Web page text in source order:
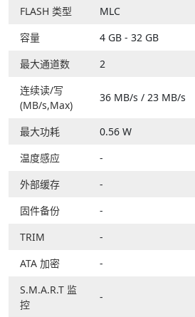
FLASH 类型
MLC
容量
4 GB - 32 GB
最大通道数
2
连续读/写
(MB/s,Max)
36 MB/s / 23 MB/s
最大功耗
0.56 W
温度感应
-
外部缓存
-
固件备份
-
TRIM
-
ATA 加密
-
S.M.A.R.T 监
控
-